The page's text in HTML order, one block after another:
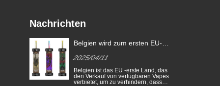
Nachrichten
Belgien wird zum ersten EU-
Zigaretten zu verbieten
2025/04/11
Belgien ist das EU -erste Land, das
den Verkauf von verfügbaren Vapes
verbietet, um zu verhindern, dass